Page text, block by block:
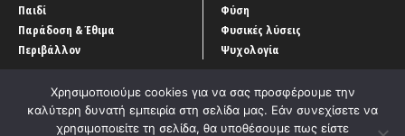
Παιδί
Παράδοση & Έθιμα
Περιβάλλον
Φύση
Φυσικές λύσεις
Ψυχολογία
Χρησιμοποιούμε cookies για να σας προσφέρουμε την
καλύτερη δυνατή εμπειρία στη σελίδα μας. Εάν συνεχίσετε να
χρησιμοποιείτε τη σελίδα, θα υποθέσουμε πως είστε